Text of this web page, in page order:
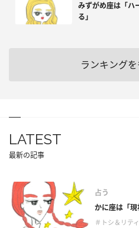
みずがめ座は「ハ
る」
ランキング
LATEST
最新の記事
占う
かに座は「現
＃トシ＆リテ